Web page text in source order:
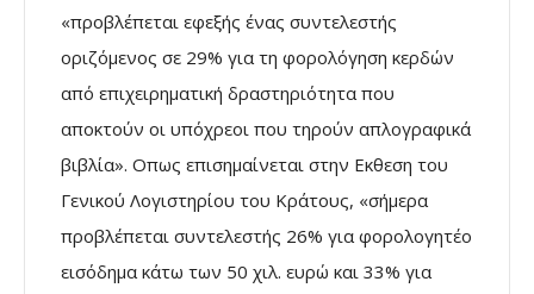
«προβλέπεται εφεξής ένας συντελεστής
οριζόμενος σε 29% για τη φορολόγηση κερδών
από επιχειρηματική δραστηριότητα που
αποκτούν οι υπόχρεοι που τηρούν απλογραφικά
βιβλία». Οπως επισημαίνεται στην Εκθεση του
Γενικού Λογιστηρίου του Κράτους, «σήμερα
προβλέπεται συντελεστής 26% για φορολογητέο
εισόδημα κάτω των 50 χιλ. ευρώ και 33% για